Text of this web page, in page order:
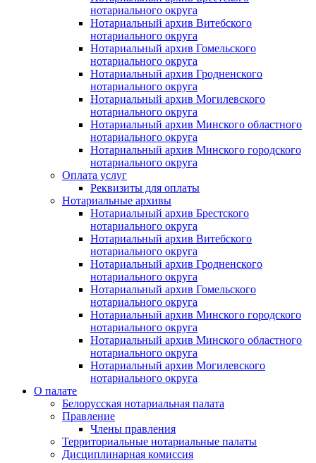
нотариального округа
Нотариальный архив Витебского
нотариального округа
Нотариальный архив Гомельского
нотариального округа
Нотариальный архив Гродненского
нотариального округа
Нотариальный архив Могилевского
нотариального округа
Нотариальный архив Минского областного
нотариального округа
Нотариальный архив Минского городского
нотариального округа
Оплата услуг
Реквизиты для оплаты
Нотариальные архивы
Нотариальный архив Брестского
нотариального округа
Нотариальный архив Витебского
нотариального округа
Нотариальный архив Гродненского
нотариального округа
Нотариальный архив Гомельского
нотариального округа
Нотариальный архив Минского городского
нотариального округа
Нотариальный архив Минского областного
нотариального округа
Нотариальный архив Могилевского
нотариального округа
О палате
Белорусская нотариальная палата
Правление
Члены правления
Территориальные нотариальные палаты
Дисциплинарная комиссия